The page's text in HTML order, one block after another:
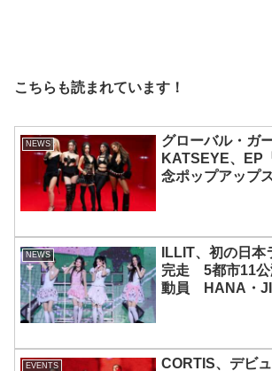
こちらも読まれています！
NEWS
グローバル・ガ
KATSEYE、EP
念ポップアップ
NEWS
ILLIT、初の日
完走 5都市11公
動員 HANA・
EVENTS
CORTIS、デビ